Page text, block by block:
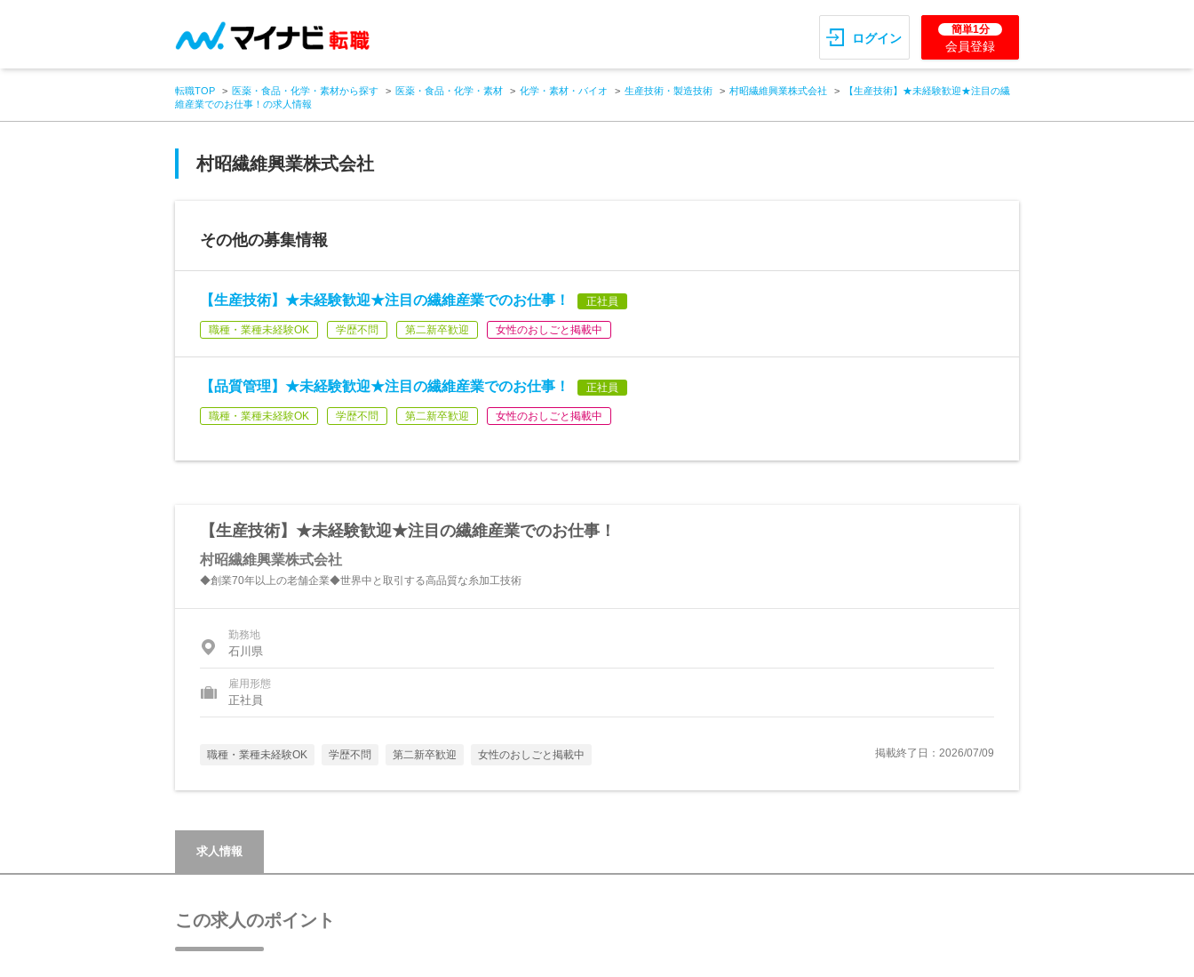
ログイン
簡単1分
会員登録
転職TOP 医薬・食品・化学・素材から探す 医薬・食品・化学・素材 化学・素材・バイオ 生産技術・製造技術 村昭繊維興業株式会社
【生産技術】★未経験歓迎★注目の繊
維産業でのお仕事！の求人情報
村昭繊維興業株式会社
その他の募集情報
【生産技術】★未経験歓迎★注目の繊維産業でのお仕事！ 正社員
職種・業種未経験OK 学歴不問 第二新卒歓迎 女性のおしごと掲載中
【品質管理】★未経験歓迎★注目の繊維産業でのお仕事！ 正社員
職種・業種未経験OK 学歴不問 第二新卒歓迎 女性のおしごと掲載中
【生産技術】★未経験歓迎★注目の繊維産業でのお仕事！
村昭繊維興業株式会社
◆創業70年以上の老舗企業◆世界中と取引する高品質な糸加工技術
勤務地
石川県
雇用形態
正社員
職種・業種未経験OK 学歴不問 第二新卒歓迎 女性のおしごと掲載中 掲載終了日：2026/07/09
求人情報
この求人のポイント